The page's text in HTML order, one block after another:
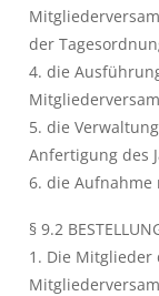
der
4. die
5. die
Anfertigung des
6. die
§ 9.2
1. Die Mitglieder